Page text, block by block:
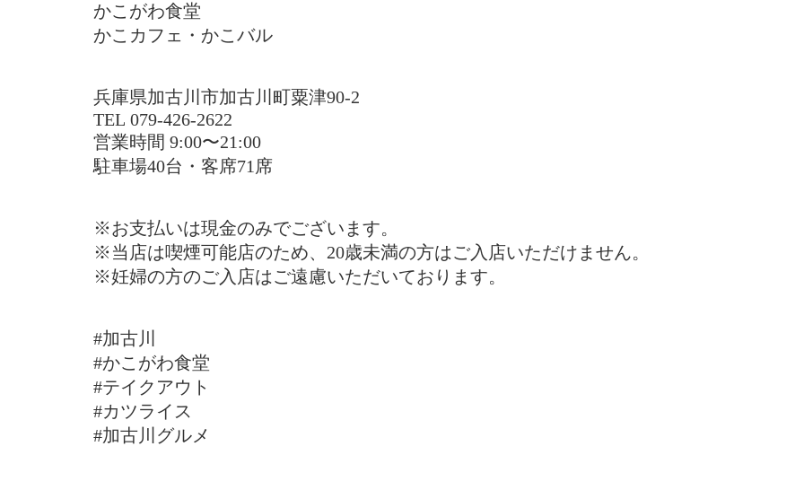
かこがわ食堂
かこカフェ・かこバル
兵庫県加古川市加古川町粟津90-2
TEL 079-426-2622
営業時間 9:00〜21:00
駐車場40台・客席71席
※お支払いは現金のみでございます。
※当店は喫煙可能店のため、20歳未満の方はご入店いただけません。
※妊婦の方のご入店はご遠慮いただいております。
#加古川
#かこがわ食堂
#テイクアウト
#カツライス
#加古川グルメ